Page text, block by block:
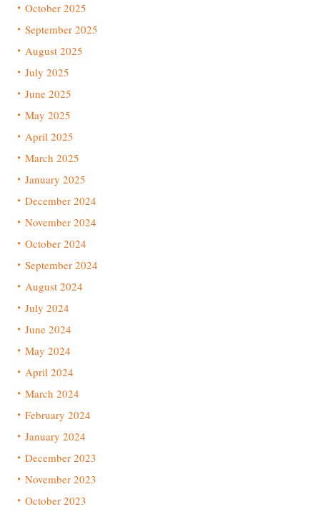
October 2025
September 2025
August 2025
July 2025
June 2025
May 2025
April 2025
March 2025
January 2025
December 2024
November 2024
October 2024
September 2024
August 2024
July 2024
June 2024
May 2024
April 2024
March 2024
February 2024
January 2024
December 2023
November 2023
October 2023